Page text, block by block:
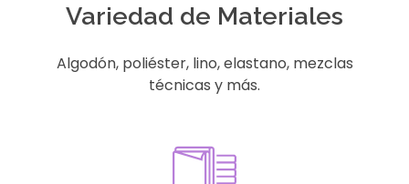
Variedad de Materiales
Algodón, poliéster, lino, elastano, mezclas
técnicas y más.